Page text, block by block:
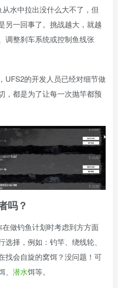
水中拉出没什么大不了，但
另一回事了。挑战越大，就越
调整刹车系统或控制鱼线张
UFS2的开发人员已经对细节做
，都是为了让每一次抛竿都预
吗？
做钓鱼计划时考虑到方方面
择，例如：钓竿、绕线轮、
找会自旋的窝饵？没问题！可
潜水饵等。